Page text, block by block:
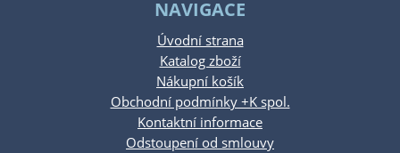
NAVIGACE
Úvodní strana
Katalog zboží
Nákupní košík
Obchodní podmínky +K spol.
Kontaktní informace
Odstoupení od smlouvy